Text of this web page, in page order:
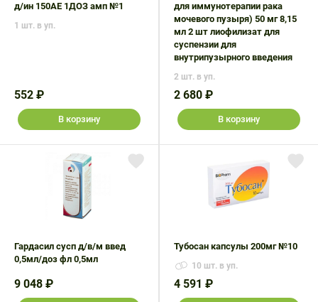
д/ин 150АЕ 1ДОЗ амп №1
1 шт. в уп.
552 ₽
В корзину
для иммунотерапии рака
мочевого пузыря) 50 мг 8,15
мл 2 шт лиофилизат для
суспензии для
внутрипузырного введения
2 шт. в уп.
2 680 ₽
В корзину
Гардасил сусп д/в/м введ
0,5мл/доз фл 0,5мл
9 048 ₽
Тубосан капсулы 200мг №10
10 шт. в уп.
4 591 ₽